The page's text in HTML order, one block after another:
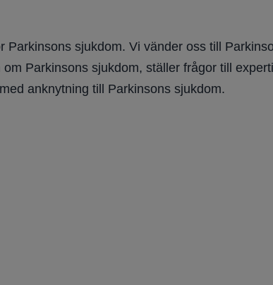
sjukdom. Vi vänder oss till
Parkinsons sjukdom, ställer frågor till
anknytning till Parkinsons sjukdom.